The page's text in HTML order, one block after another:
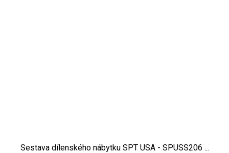
Sestava dílenského nábytku SPT USA - SPUSS206 ...